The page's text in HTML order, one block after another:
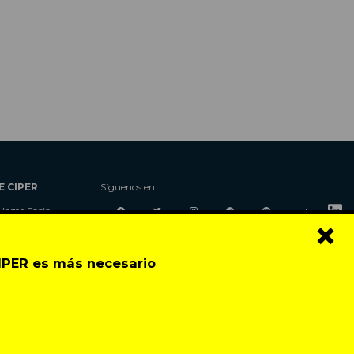
es más necesario
×
CIPER
Socio
Síguenos en: